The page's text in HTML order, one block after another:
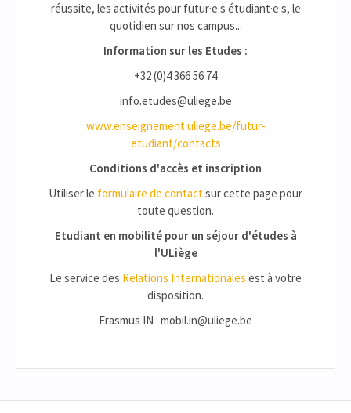
réussite, les activités pour futur·e·s étudiant·e·s, le
quotidien sur nos campus...
Information sur les Etudes :
+32 (0)4 366 56 74
info.etudes@uliege.be
www.enseignement.uliege.be/futur-
etudiant/contacts
Conditions d'accès et inscription
Utiliser le formulaire de contactsur cette page pour
toute question.
Etudiant en mobilité pour un séjour d'études à
l'ULiège
Le service des Relations Internationales est à votre
disposition.
Erasmus IN : mobil.in@uliege.be